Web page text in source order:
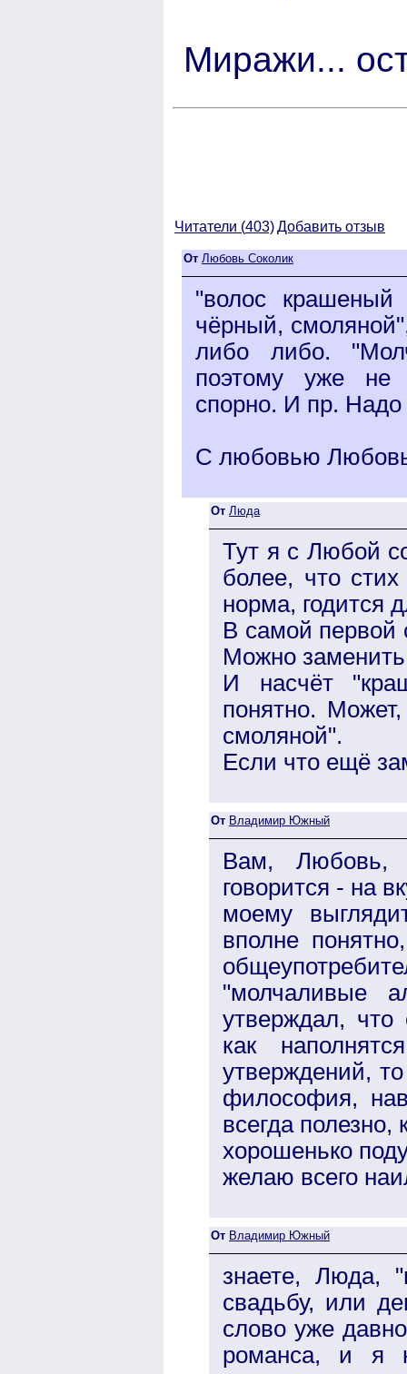
Миражи...
Читатели (403)Добавить отзыв
От Любовь Соколик
"волос крашеный
чёрный,
либо либо.
поэтому уже не
спорно. И пр.
С любовью
От Люда
Тут я с Любой
более, что
норма, годится
В самой первой
Можно
И насчёт
понятно.
смоляной".
Если что ещё
От Владимир Южный
Вам, Любовь,
говорится - на
моему
вполне
"молчаливые
утверждал,
как
утверждений,
философия,
всегда
хорошенько
желаю всего
От Владимир Южный
знаете, Люда,
свадьбу, или
слово уже
романса, и я